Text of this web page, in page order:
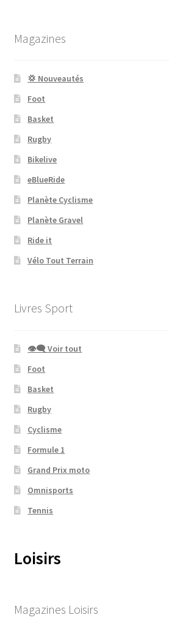
Magazines
💢 Nouveautés
Foot
Basket
Rugby
Bikelive
eBlueRide
Planète Cyclisme
Planète Gravel
Ride it
Vélo Tout Terrain
Livres Sport
👁‍🗨 Voir tout
Foot
Basket
Rugby
Cyclisme
Formule 1
Grand Prix moto
Omnisports
Tennis
Loisirs
Magazines Loisirs